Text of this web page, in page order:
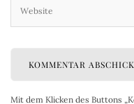
Mit dem Klicken des Buttons